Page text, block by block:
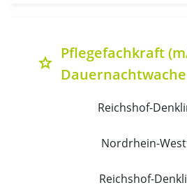
grade
Pflegefachkraft
Dauernachtwache
Reichshof-
Nordrhein-
Reichshof-